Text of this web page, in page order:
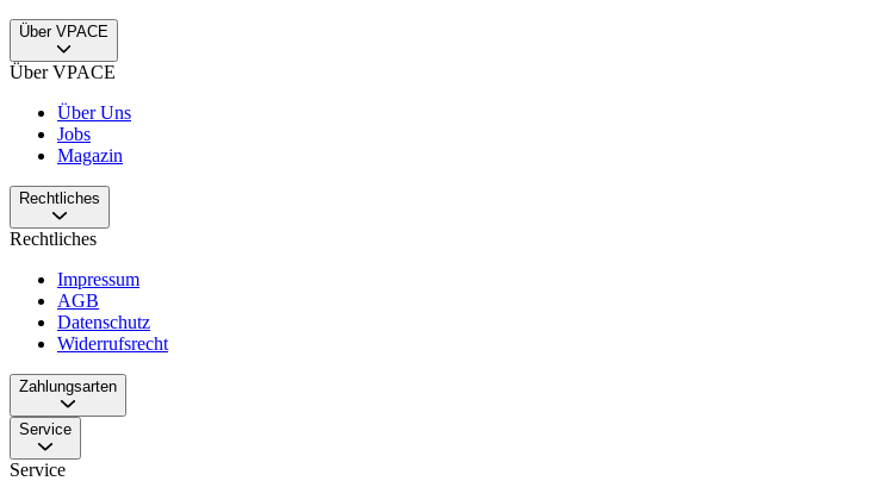
Über VPACE
Über VPACE
Über Uns
Jobs
Magazin
Rechtliches
Rechtliches
Impressum
AGB
Datenschutz
Widerrufsrecht
Zahlungsarten
Service
Service